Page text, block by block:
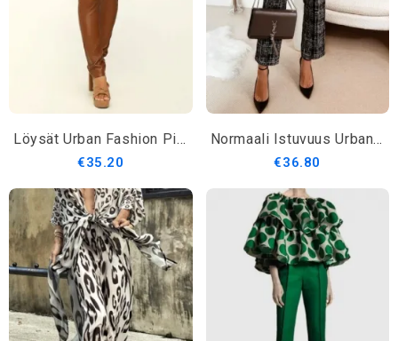
Löysät Urban Fashion Pitkät Suorat Housut
€35.20
Normaali Istuvuus Urban High Waist Fashion Pitkät Housut
€36.80